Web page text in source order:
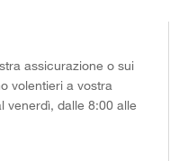
assicurazione o sui
volentieri a vostra
venerdì, dalle 8:00 alle